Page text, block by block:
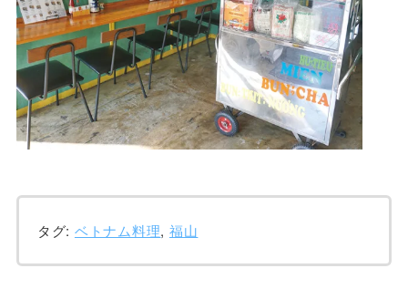
タグ: ベトナム料理, 福山